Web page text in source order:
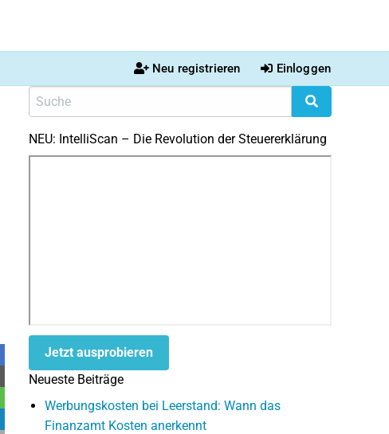
Neu registrieren Einloggen
NEU: IntelliScan – Die Revolution der Steuererklärung
Jetzt ausprobieren
Neueste Beiträge
Werbungskosten bei Leerstand: Wann das
Finanzamt Kosten anerkennt